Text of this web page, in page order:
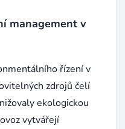
management v
řízení v
zdrojů čelí
ekologickou
vytvářejí